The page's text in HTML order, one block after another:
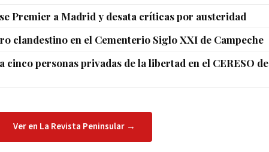
Premier a Madrid y desata críticas por austeridad
clandestino en el Cementerio Siglo XXI de Campeche
cinco personas privadas de la libertad en el CERESO de
Ver en La Revista Peninsular →